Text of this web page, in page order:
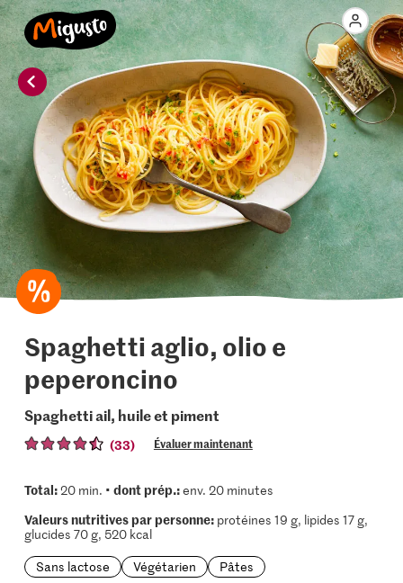
Spaghetti aglio, olio e
peperoncino
Spaghetti ail, huile et piment
(33) Évaluer maintenant
Total:20 min. • dont prép.:env. 20 minutes
Valeurs nutritives par personne:protéines 19 g, lipides 17 g,
glucides 70 g, 520 kcal
Sans lactose
Végétarien Pâtes